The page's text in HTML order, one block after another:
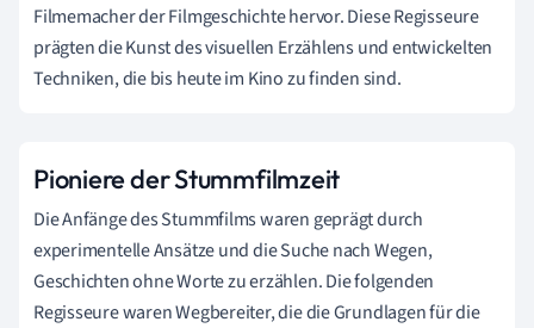
Filmemacher der Filmgeschichte hervor. Diese Regisseure
prägten die Kunst des visuellen Erzählens und entwickelten
Techniken, die bis heute im Kino zu finden sind.
Pioniere der Stummfilmzeit
Die Anfänge des Stummfilms waren geprägt durch
experimentelle Ansätze und die Suche nach Wegen,
Geschichten ohne Worte zu erzählen. Die folgenden
Regisseure waren Wegbereiter, die die Grundlagen für die